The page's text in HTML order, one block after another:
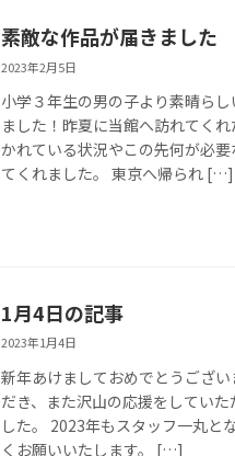
素敵な作品が届きました
2023年2月5日
小学３年生の男の子より素晴ら
ました！昨夏に当館へ訪れてく
かれている状況やこの先何が必
てくれました。 東京へ帰られ […]
1月4日の記事
2023年1月4日
新年あけましておめでとうござ
だき、また沢山の応援をしてい
した。 2023年もスタッフ一丸と
くお願いいたします。 […]